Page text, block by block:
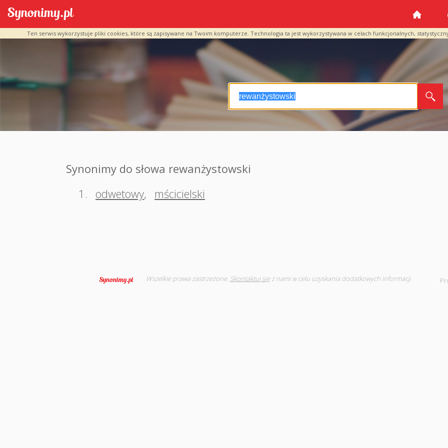
Ten serwis wykorzystuje pliki cookies, które są zapisywane na Twoim komputerze. Technologia ta jest wykorzystywana w celach funkcjonalnych,
Synonimy do słowa rewanżystowski
1.
odwetowy, mścicielski
Wszelkie prawa zastrzeżone. Skontaktuj sięz nami w celu uzyskania dodatkowych informacji